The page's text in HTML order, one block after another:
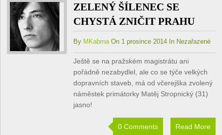
ZELENÝ ŠÍLENEC SE
CHYSTÁ ZNIČIT PRAHU
By MKabrnaOn 1 prosince 2014 In Nezařazené
Ještě se na pražském magistrátu ani
pořádně nezabydlel, ale co se týče velkých
dopravních staveb, má od včerejška zvolený
náměstek primátorky Matěj Stropnický (31)
jasno!
0 Comments Read More